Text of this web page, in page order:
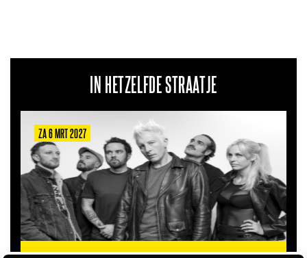
IN HETZELFDE STRAATJE
ZA 6 MRT 2027